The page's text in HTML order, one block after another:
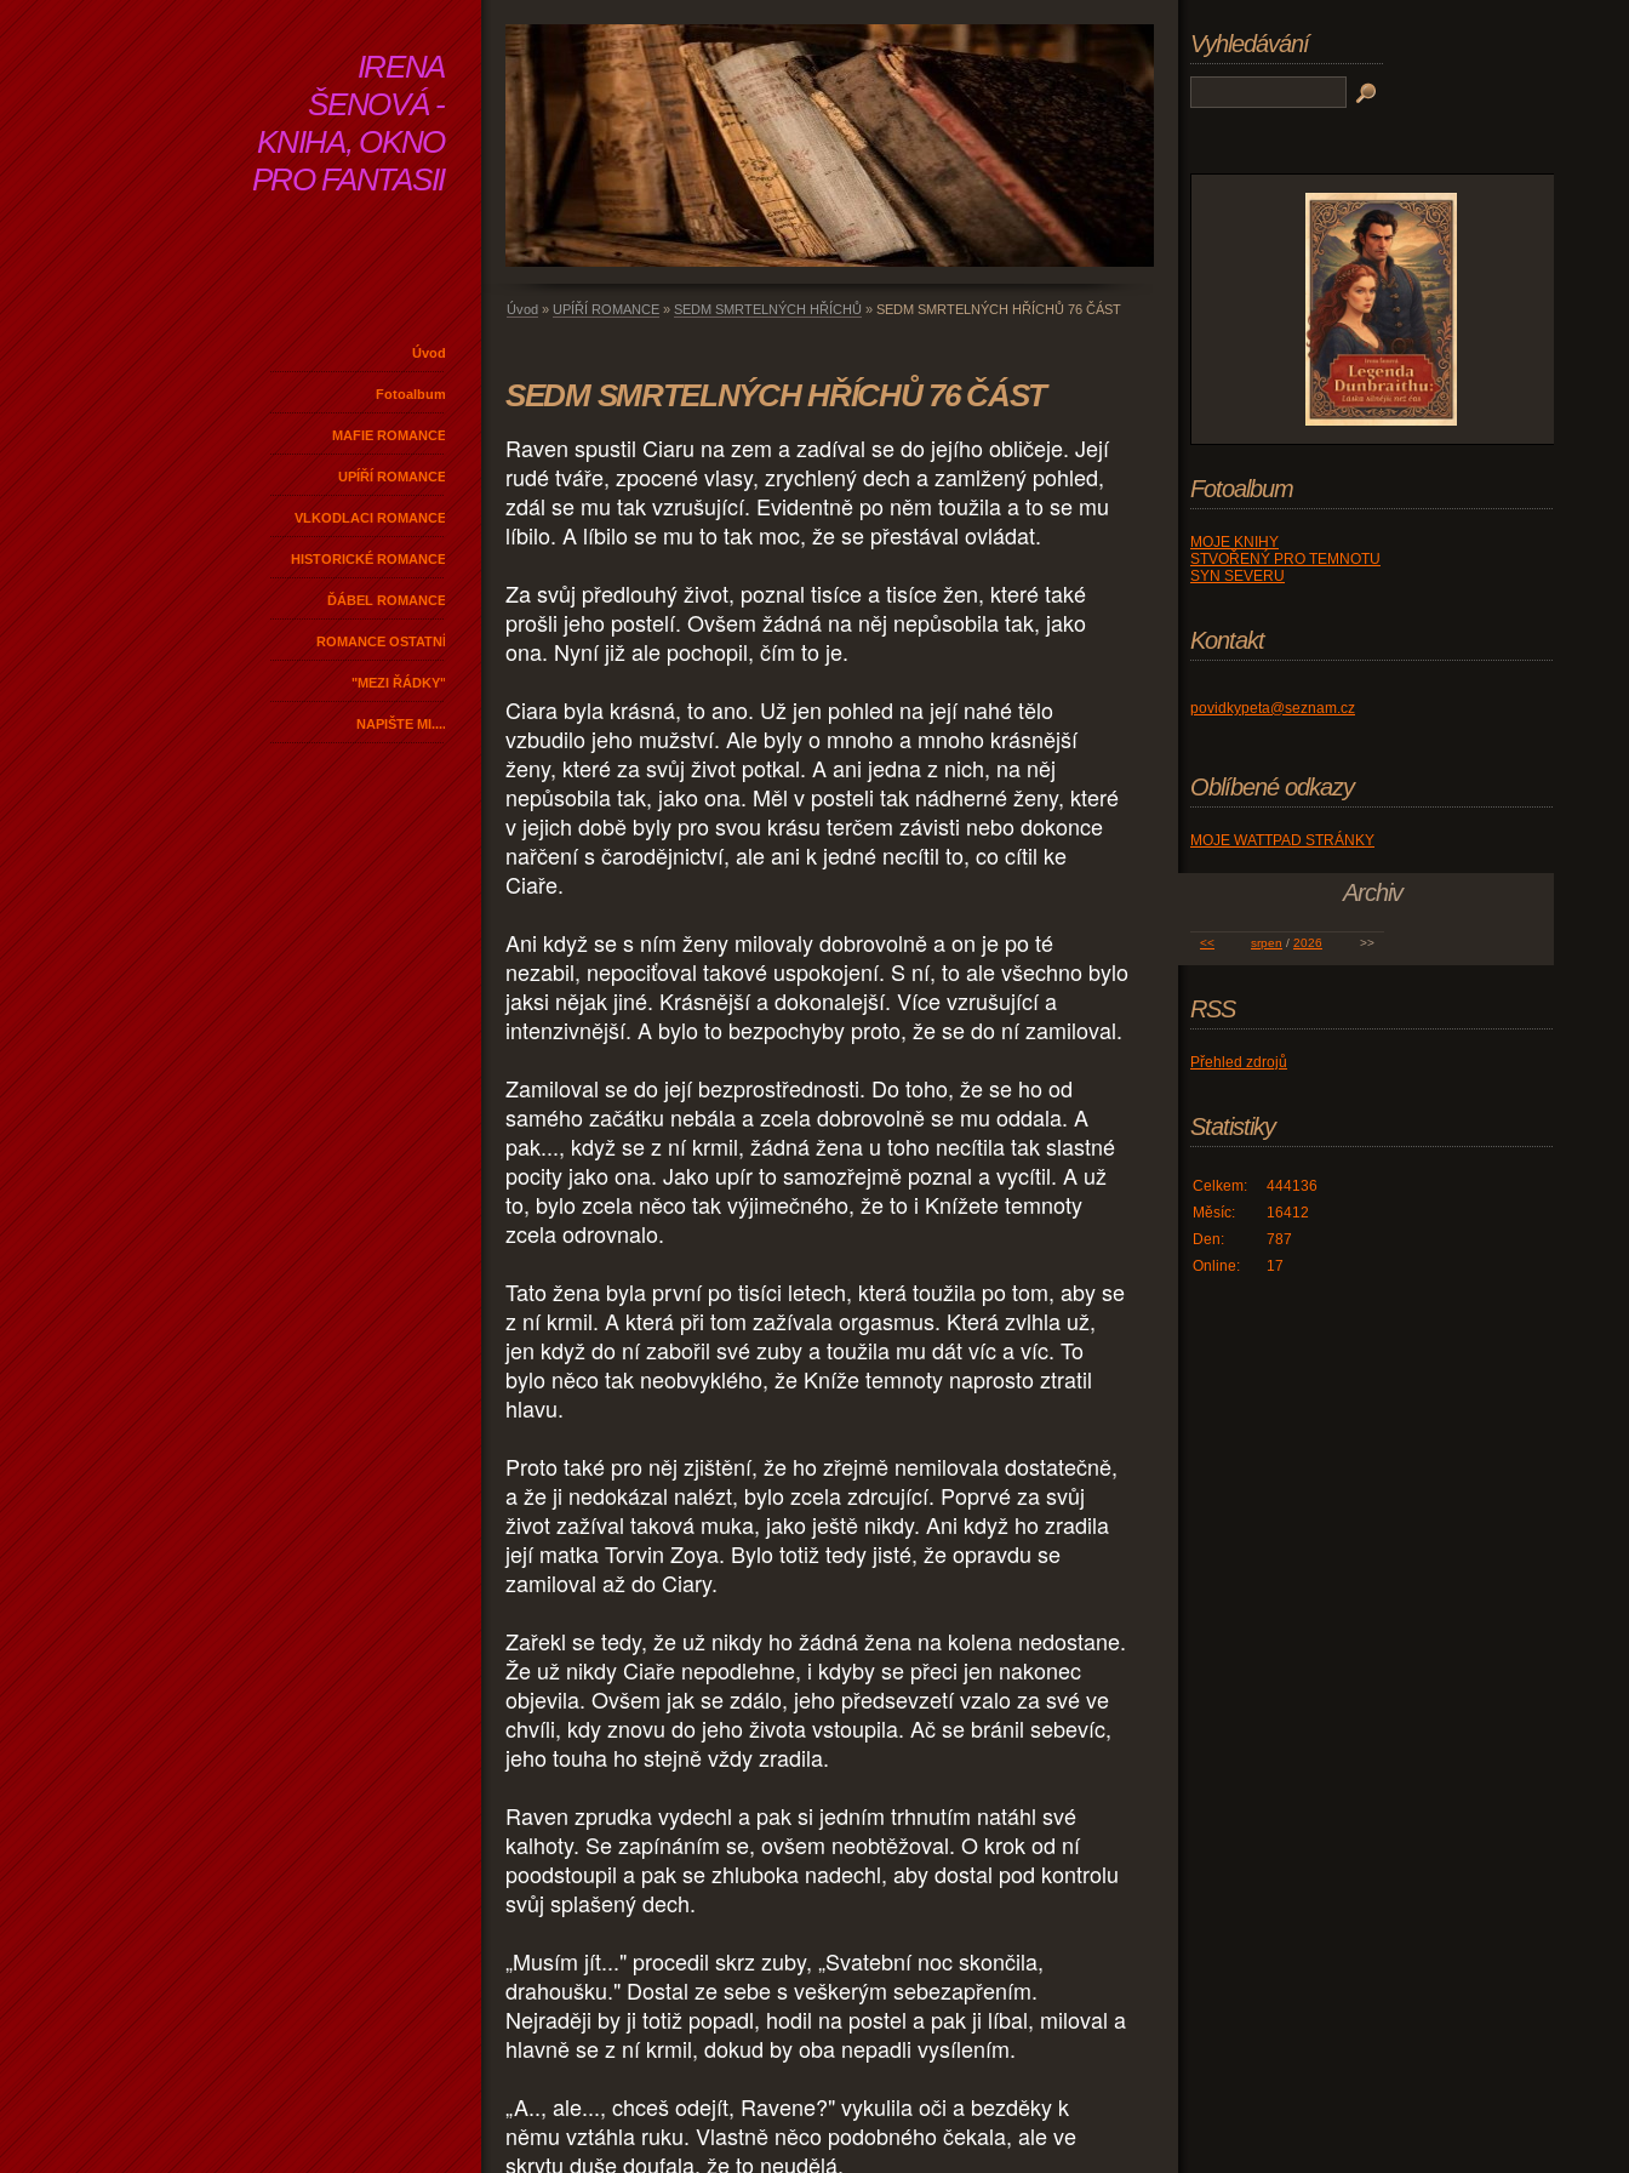
IRENA
ŠENOVÁ -
KNIHA, OKNO
PRO FANTASII
Úvod
Fotoalbum
MAFIE ROMANCE
UPÍŘÍ ROMANCE
VLKODLACI ROMANCE
HISTORICKÉ ROMANCE
ĎÁBEL ROMANCE
ROMANCE OSTATNÍ
"MEZI ŘÁDKY"
NAPIŠTE MI....
Úvod » UPÍŘÍ ROMANCE » SEDM SMRTELNÝCH HŘÍCHŮ » SEDM SMRTELNÝCH HŘÍCHŮ 76 ČÁST
SEDM SMRTELNÝCH HŘÍCHŮ 76 ČÁST
Raven spustil Ciaru na zem a zadíval se do jejího obličeje. Její
rudé tváře, zpocené vlasy, zrychlený dech a zamlžený pohled,
zdál se mu tak vzrušující. Evidentně po něm toužila a to se mu
líbilo. A líbilo se mu to tak moc, že se přestával ovládat.
Za svůj předlouhý život, poznal tisíce a tisíce žen, které také
prošli jeho postelí. Ovšem žádná na něj nepůsobila tak, jako
ona. Nyní již ale pochopil, čím to je.
Ciara byla krásná, to ano. Už jen pohled na její nahé tělo
vzbudilo jeho mužství. Ale byly o mnoho a mnoho krásnější
ženy, které za svůj život potkal. A ani jedna z nich, na něj
nepůsobila tak, jako ona. Měl v posteli tak nádherné ženy, které
v jejich době byly pro svou krásu terčem závisti nebo dokonce
nařčení s čarodějnictví, ale ani k jedné necítil to, co cítil ke
Ciaře.
Ani když se s ním ženy milovaly dobrovolně a on je po té
nezabil, nepociťoval takové uspokojení. S ní, to ale všechno bylo
jaksi nějak jiné. Krásnější a dokonalejší. Více vzrušující a
intenzivnější. A bylo to bezpochyby proto, že se do ní zamiloval.
Zamiloval se do její bezprostřednosti. Do toho, že se ho od
samého začátku nebála a zcela dobrovolně se mu oddala. A
pak..., když se z ní krmil, žádná žena u toho necítila tak slastné
pocity jako ona. Jako upír to samozřejmě poznal a vycítil. A už
to, bylo zcela něco tak výjimečného, že to i Knížete temnoty
zcela odrovnalo.
Tato žena byla první po tisíci letech, která toužila po tom, aby se
z ní krmil. A která při tom zažívala orgasmus. Která zvlhla už,
jen když do ní zabořil své zuby a toužila mu dát víc a víc. To
bylo něco tak neobvyklého, že Kníže temnoty naprosto ztratil
hlavu.
Proto také pro něj zjištění, že ho zřejmě nemilovala dostatečně,
a že ji nedokázal nalézt, bylo zcela zdrcující. Poprvé za svůj
život zažíval taková muka, jako ještě nikdy. Ani když ho zradila
její matka Torvin Zoya. Bylo totiž tedy jisté, že opravdu se
zamiloval až do Ciary.
Zařekl se tedy, že už nikdy ho žádná žena na kolena nedostane.
Že už nikdy Ciaře nepodlehne, i kdyby se přeci jen nakonec
objevila. Ovšem jak se zdálo, jeho předsevzetí vzalo za své ve
chvíli, kdy znovu do jeho života vstoupila. Ač se bránil sebevíc,
jeho touha ho stejně vždy zradila.
Raven zprudka vydechl a pak si jedním trhnutím natáhl své
kalhoty. Se zapínáním se, ovšem neobtěžoval. O krok od ní
poodstoupil a pak se zhluboka nadechl, aby dostal pod kontrolu
svůj splašený dech.
„Musím jít..." procedil skrz zuby, „Svatební noc skončila,
drahoušku." Dostal ze sebe s veškerým sebezapřením.
Nejraději by ji totiž popadl, hodil na postel a pak ji líbal, miloval a
hlavně se z ní krmil, dokud by oba nepadli vysílením.
„A.., ale..., chceš odejít, Ravene?" vykulila oči a bezděky k
němu vztáhla ruku. Vlastně něco podobného čekala, ale ve
skrytu duše doufala, že to neudělá.
Vyhledávání
Fotoalbum
MOJE KNIHY
STVOŘENÝ PRO TEMNOTU
SYN SEVERU
Kontakt
povidkypeta@seznam.cz
Oblíbené odkazy
MOJE WATTPAD STRÁNKY
Archiv
<< srpen / 2026 >>
RSS
Přehled zdrojů
Statistiky
Online: 17
Celkem:
444136
Měsíc:
16412
Den:
787